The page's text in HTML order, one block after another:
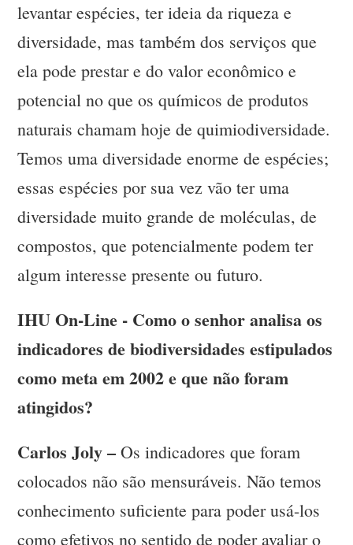
levantar espécies, ter ideia da riqueza e
diversidade, mas também dos serviços que
ela pode prestar e do valor econômico e
potencial no que os químicos de produtos
naturais chamam hoje de quimiodiversidade.
Temos uma diversidade enorme de espécies;
essas espécies por sua vez vão ter uma
diversidade muito grande de moléculas, de
compostos, que potencialmente podem ter
algum interesse presente ou futuro.
IHU On-Line - Como o senhor analisa os
indicadores de biodiversidades estipulados
como meta em 2002 e que não foram
atingidos?
Carlos Joly – Os indicadores que foram
colocados não são mensuráveis. Não temos
conhecimento suficiente para poder usá-los
como efetivos no sentido de poder avaliar o